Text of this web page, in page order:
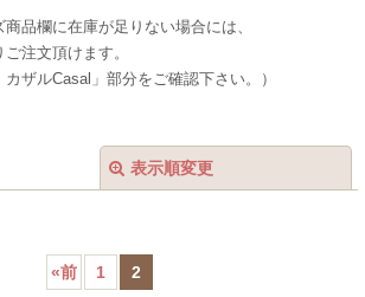
品欄に在庫が足りない場合には、
注文頂けます。
カザルCasal」部分をご確認下さい。）
表示順変更
«前 1 2